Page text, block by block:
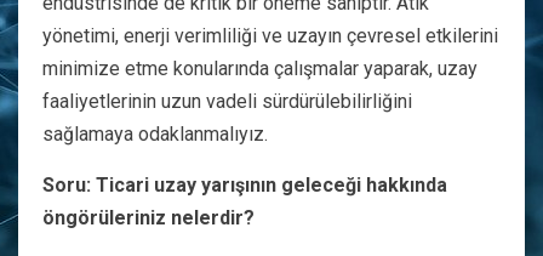
yönetimi, enerji verimliliği ve uzayın çevresel etkilerini
minimize etme konularında çalışmalar yaparak, uzay
faaliyetlerinin uzun vadeli sürdürülebilirliğini
sağlamaya odaklanmalıyız.
Soru: Ticari uzay yarışının geleceği hakkında
öngörüleriniz nelerdir?